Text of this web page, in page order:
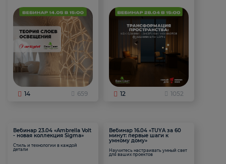
14 659 12 1052
Вебинар 23.04 «Ambrella Volt
- новая коллекция Sigma»
Стиль и технологии в каждой
детали
Вебинар 16.04 «TUYA за 60
минут: первые шаги к
умному дому»
Научитесь настраивать умный свет
для ваших проектов